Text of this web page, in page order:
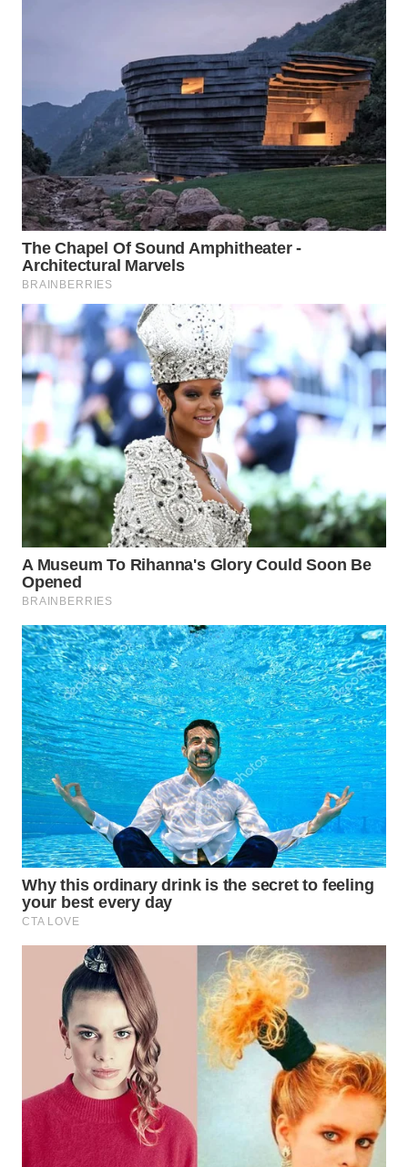
WN
TANJUNG
LESUNG
WN
KARO
WN
SIMALUNGUN
WN
LABUHANBATU
WN
TAPANULI
TENGAH
WN DELI
SERDANG
WN
TEBING
WN
PAKPAK
WN
KARAWANG
WN
BEKASI
WN
BOGOR
WN
TAPANULI
UTARA
WN
SAMOSIR
WN